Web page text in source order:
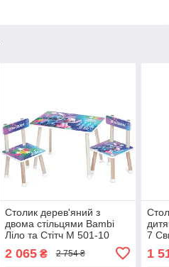
Столик дерев'яний з
двома стільцями Bambi
Ліло та Стітч M 501-10
2 065₴ 2 754 ₴
7
1